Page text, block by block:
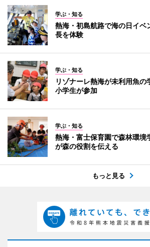
学ぶ・知る
熱海・初島航路で海の日イ
長を体験
学ぶ・知る
リゾナーレ熱海が未利用魚
小学生が参加
学ぶ・知る
熱海・富士保育園で森林環
が森の役割を伝える
もっと見る